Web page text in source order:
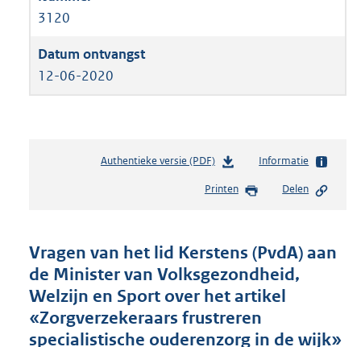
3120
12-06-2020
Authentieke versie (PDF)b
s
n
d
s
g
r
Informatie
Printen Delen
Vragen van het lid Kerstens (PvdA) aan
de Minister van Volksgezondheid,
Welzijn en Sport over het artikel
«Zorgverzekeraars frustreren
specialistische ouderenzorg in de wijk»